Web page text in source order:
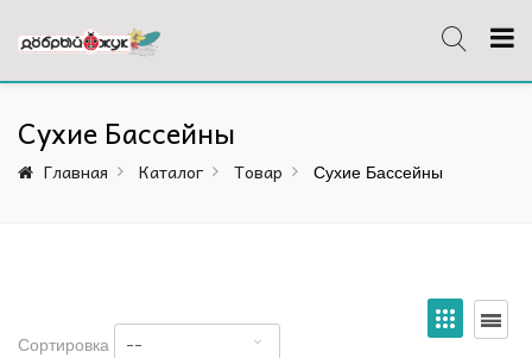
Сухие Бассейны
Главная Каталог Товар Сухие Бассейны
Сортировка --